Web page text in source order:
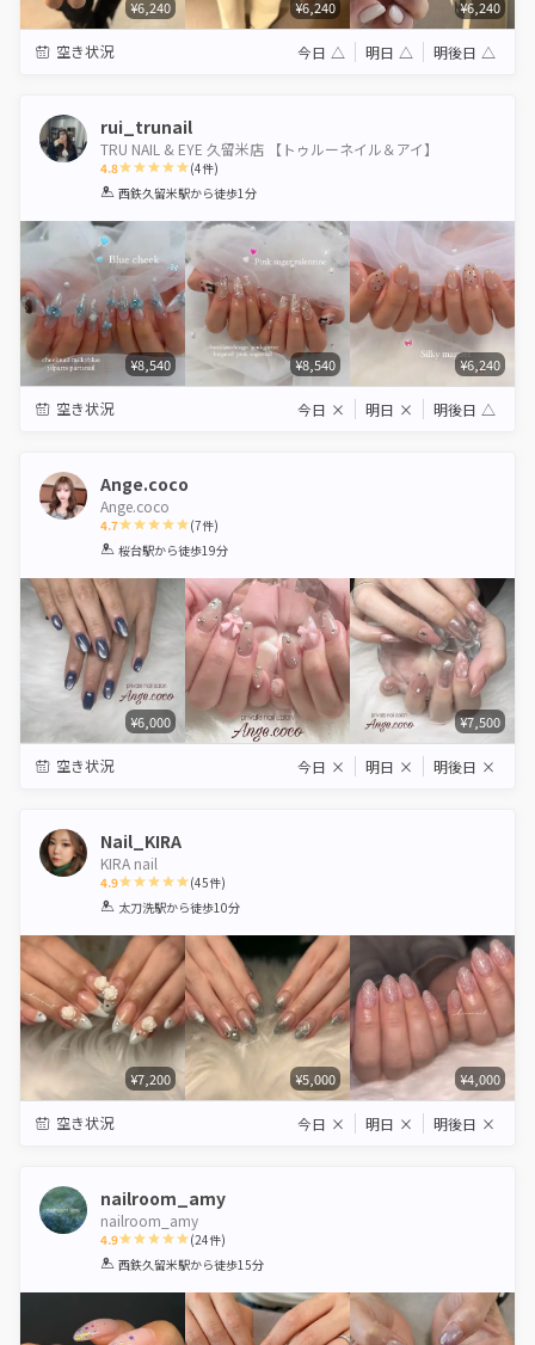
¥6,240 ¥6,240 ¥6,240
空き状況 今日 △ 明日 △ 明後日 △
rui_trunail
TRU NAIL & EYE 久留米店 【トゥルーネイル＆アイ】
4.8
1 2 3 4 5
(4件)
西鉄久留米駅から徒歩1分
¥8,540 ¥8,540 ¥6,240
空き状況 今日 × 明日 × 明後日 △
Ange.coco
Ange.coco
4.7
1 2 3 4 5
(7件)
桜台駅から徒歩19分
¥6,000 ¥7,500
空き状況 今日 × 明日 × 明後日 ×
Nail_KIRA
KIRA nail
4.9
1 2 3 4 5
(45件)
太刀洗駅から徒歩10分
¥7,200 ¥5,000 ¥4,000
空き状況 今日 × 明日 × 明後日 ×
nailroom_amy
nailroom_amy
4.9
1 2 3 4 5
(24件)
西鉄久留米駅から徒歩15分